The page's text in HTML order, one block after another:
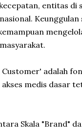
entitas di
adalah
medis dasar
Skala "Brand"